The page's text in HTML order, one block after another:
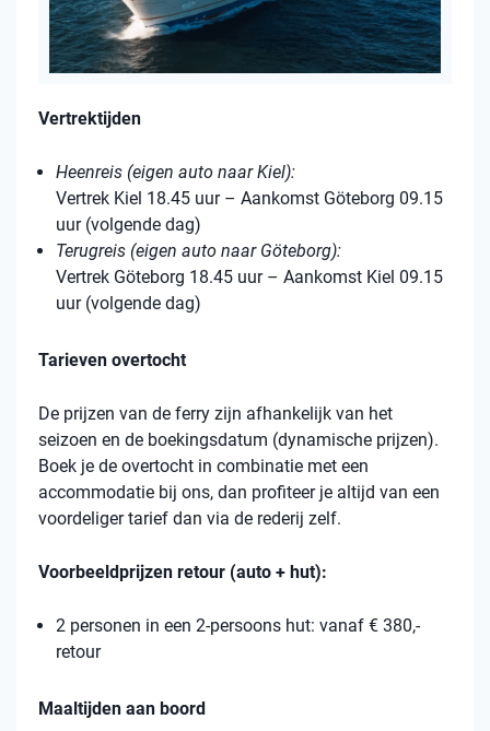
Vertrektijden
Heenreis (eigen auto naar Kiel):
Vertrek Kiel 18.45 uur – Aankomst Göteborg 09.15
uur (volgende dag)
Terugreis (eigen auto naar Göteborg):
Vertrek Göteborg 18.45 uur – Aankomst Kiel 09.15
uur (volgende dag)
Tarieven overtocht
De prijzen van de ferry zijn afhankelijk van het
seizoen en de boekingsdatum (dynamische prijzen).
Boek je de overtocht in combinatie met een
accommodatie bij ons, dan profiteer je altijd van een
voordeliger tarief dan via de rederij zelf.
Voorbeeldprijzen retour (auto + hut):
2 personen in een 2-persoons hut: vanaf € 380,-
retour
Maaltijden aan boord